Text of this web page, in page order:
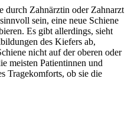
durch Zahnärztin oder Zahnarzt
sein, eine neue Schiene
Es gibt allerdings, sieht
des Kiefers ab,
nicht auf der oberen oder
meisten Patientinnen und
Tragekomforts, ob sie die